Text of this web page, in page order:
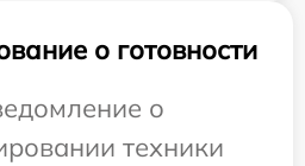
о готовности
о
техники